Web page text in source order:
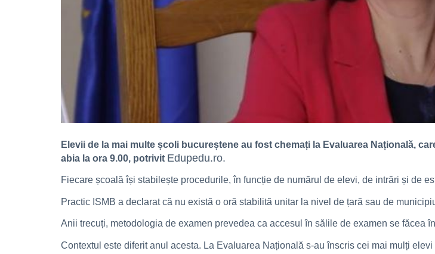
Elevii de la mai multe școli bucureștene au fost chemați la Evaluarea Națională,
abia la ora 9.00, potrivit Edupedu.ro.
Fiecare școală își stabilește procedurile, în funcție de numărul de elevi, de intrări și de
Practic ISMB a declarat că nu există o oră stabilită unitar la nivel de țară sau de
Anii trecuți, metodologia de examen prevedea ca accesul în sălile de examen se făcea
Contextul este diferit anul acesta. La Evaluarea Națională s-au înscris cei mai mulți